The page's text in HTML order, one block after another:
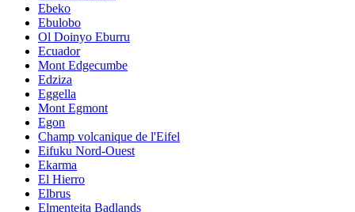
Ebeko
Ebulobo
Ol Doinyo Eburru
Ecuador
Mont Edgecumbe
Edziza
Eggella
Mont Egmont
Egon
Champ volcanique de l'Eifel
Eifuku Nord-Ouest
Ekarma
El Hierro
Elbrus
Elmenteita Badlands